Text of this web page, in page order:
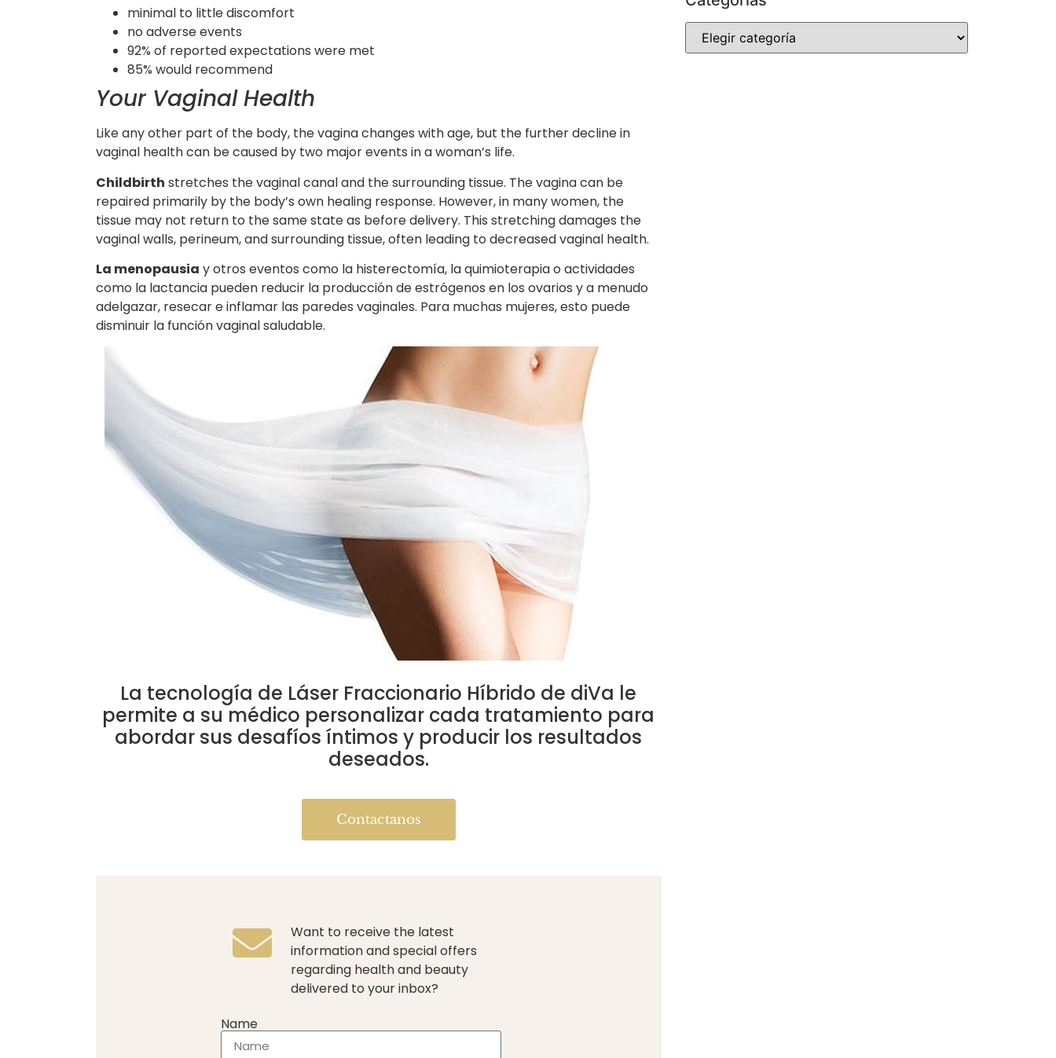
minimal to little discomfort
no adverse events
92% of reported expectations were met
85% would recommend
Your Vaginal Health
Like any other part of the body, the vagina changes with age, but the further decline in
vaginal health can be caused by two major events in a woman’s life.
Childbirth stretches the vaginal canal and the surrounding tissue. The vagina can be
repaired primarily by the body’s own healing response. However, in many women, the
tissue may not return to the same state as before delivery. This stretching damages the
vaginal walls, perineum, and surrounding tissue, often leading to decreased vaginal health.
La menopausia y otros eventos como la histerectomía, la quimioterapia o actividades
como la lactancia pueden reducir la producción de estrógenos en los ovarios y a menudo
adelgazar, resecar e inflamar las paredes vaginales. Para muchas mujeres, esto puede
disminuir la función vaginal saludable.
La tecnología de Láser Fraccionario Híbrido de diVa le
permite a su médico personalizar cada tratamiento para
abordar sus desafíos íntimos y producir los resultados
deseados.
Contactanos
Want to receive the latest
information and special offers
regarding health and beauty
delivered to your inbox?
Name